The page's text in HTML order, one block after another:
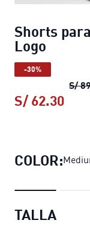
Shorts
Logo
-30%
S/
S/ 62.30
COLOR:
TALLA